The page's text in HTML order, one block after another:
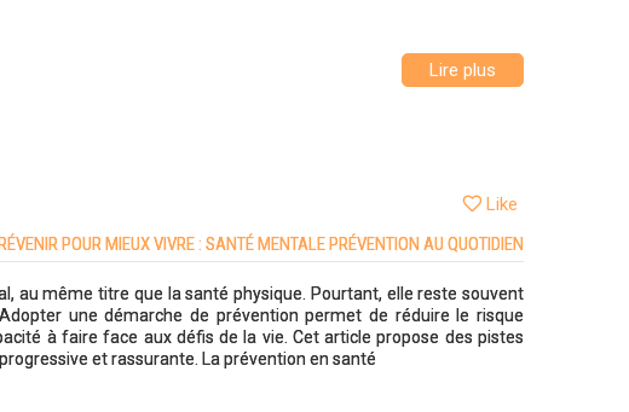
Lire plus
Like
POUR MIEUX VIVRE : SANTÉ MENTALE PRÉVENTION AU QUOTIDIEN
au même titre que la santé physique. Pourtant, elle reste souvent
une démarche de prévention permet de réduire le risque
à faire face aux défis de la vie. Cet article propose des pistes
et rassurante. La prévention en santé